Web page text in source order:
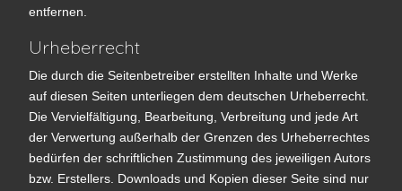
entfernen.
Urheberrecht
Die durch die Seitenbetreiber erstellten Inhalte und Werke
auf diesen Seiten unterliegen dem deutschen Urheberrecht.
Die Vervielfältigung, Bearbeitung, Verbreitung und jede Art
der Verwertung außerhalb der Grenzen des Urheberrechtes
bedürfen der schriftlichen Zustimmung des jeweiligen Autors
bzw. Erstellers. Downloads und Kopien dieser Seite sind nur